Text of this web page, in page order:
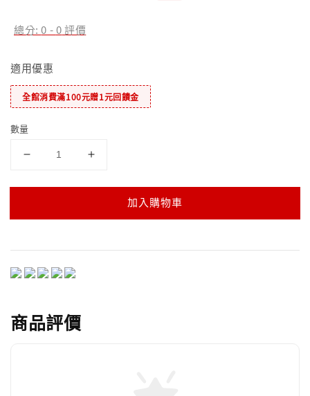
總分:0 -0評價
適用優惠
全館消費滿100元贈1元回饋金
數量
加入購物車
商品評價